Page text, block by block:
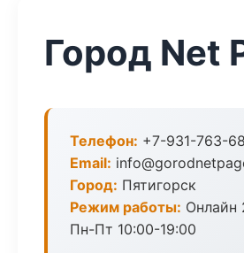
Город Net
Телефон: +7-931-763-
Email:
Город: Пятигорск
Режим работы: Онлайн
Пн-Пт 10:00-19:00